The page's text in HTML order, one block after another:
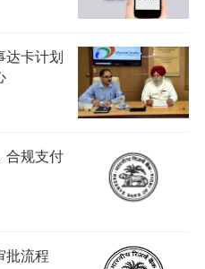
达卡计划
合规支付
批流程